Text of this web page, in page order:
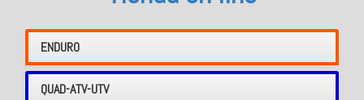
ENDURO
QUAD-ATV-UTV